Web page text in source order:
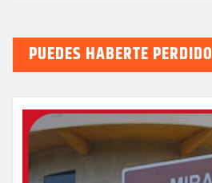
PUEDES HABERTE PERDIDO